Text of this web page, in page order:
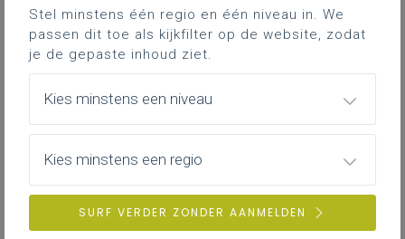
Wat zijn ze nog klein, de leerlingen uit het
eerste leerjaar... We willen hen graag bij
élke stap in hun leerproces begeleiden. En
werk laat gaan, ontstaan er mooie
leerkansen.VBS Weg-wijzer in
Dessel daagt de cognitief sterke
leerlingen niet enkel leerstofinhoudelijk
maar ook op het vlak van executieve
functies en zelfredzaamheid uit.
Stel minstens één regio en één niveau in. We
passen dit toe als kijkfilter op de website, zodat
je de gepaste inhoud ziet.
Kies minstens een niveau
Kies minstens een regio
SURF VERDER ZONDER AANMELDEN